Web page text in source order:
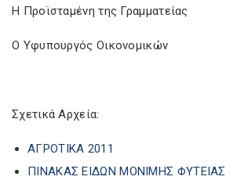
Η Προϊσταμένη της Γραμματείας
Ο Υφυπουργός Οικονομικών
Σχετικά Αρχεία:
ΑΓΡΟΤΙΚΑ 2011
ΠΙΝΑΚΑΣ ΕΙΔΩΝ ΜΟΝΙΜΗΣ ΦΥΤΕΙΑΣ